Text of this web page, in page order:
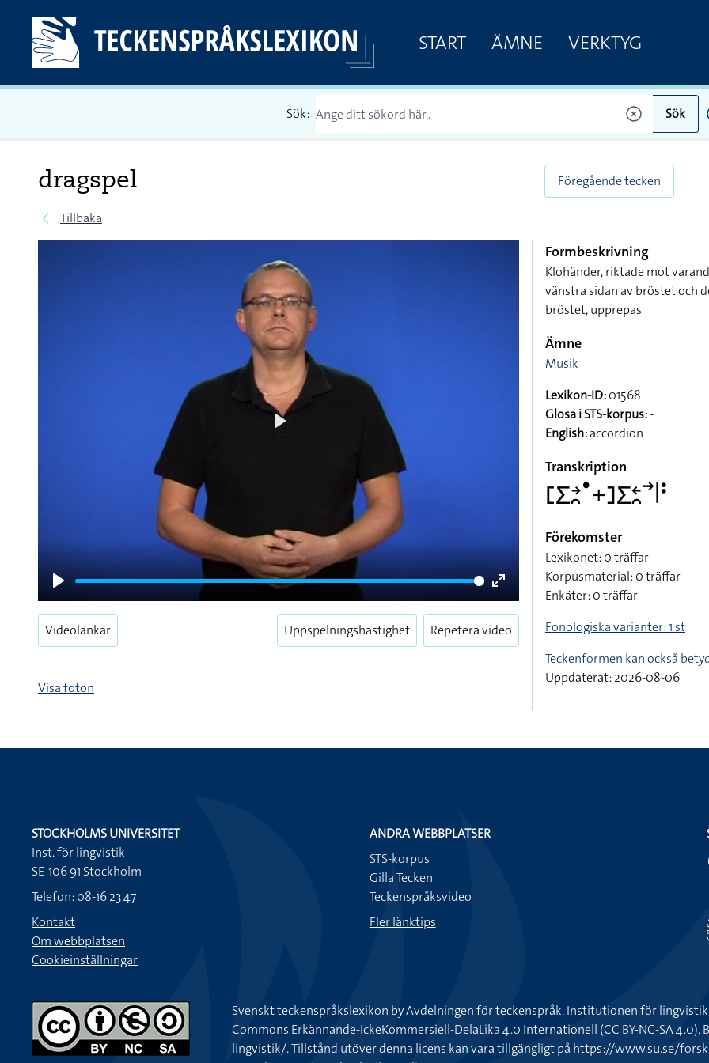
START ÄMNE VERKTYG
Sök: Sök
dragspel
Tillbaka
Föregående tecken
Play
Enter
fullscreen
Videolänkar Uppspelningshastighet Repetera video
Visa foton
Formbeskrivning
Klohänder, riktade mot
vänstra sidan av bröstet och
bröstet, upprepas
Ämne
Musik
Lexikon-ID:01568
Glosa i STS-korpus:-
English:accordion
Transkription
􌤕􌤥􌥔􌥘􌤟􌦩􌤔􌤥􌥓􌥘􌥣􌥼􌥻
Förekomster
Lexikonet: 0 träffar
Korpusmaterial: 0 träffar
Enkäter: 0 träffar
Fonologiska varianter: 1 st
Teckenformen kan också
Uppdaterat: 2026-08-06
STOCKHOLMS UNIVERSITET
Inst. för lingvistik
SE-106 91 Stockholm
Telefon: 08-16 23 47
Kontakt
Om webbplatsen
Cookieinställningar
ANDRA WEBBPLATSER
STS-korpus
Gilla Tecken
Teckenspråksvideo
Fler länktips
Svenskt teckenspråkslexikon byAvdelningen för teckenspråk, Institutionen för
Commons Erkännande-IckeKommersiell-DelaLika 4.0 Internationell (CC BY-NC-SA 4.0).
lingvistik/. Tillstånd utöver denna licens kan vara tillgängligt på https://www.su.se/